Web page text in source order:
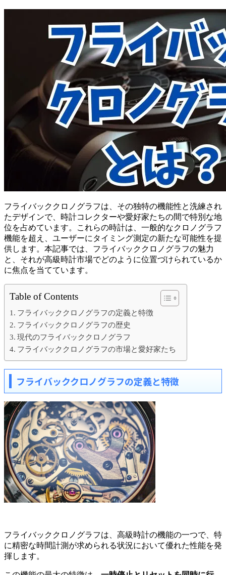
フライバッククロノグラフは、その独特の機能性と洗練され
たデザインで、時計コレクターや愛好家たちの間で特別な地
位を占めています。これらの時計は、一般的なクロノグラフ
機能を超え、ユーザーにタイミング測定の新たな可能性を提
供します。本記事では、フライバッククロノグラフの魅力
と、それが高級時計市場でどのように位置づけられているか
に焦点を当てています。
Table of Contents
フライバッククロノグラフの定義と特徴
フライバッククロノグラフの歴史
現代のフライバッククロノグラフ
フライバッククロノグラフの市場と愛好家たち
フライバッククロノグラフの定義と特徴
フライバッククロノグラフは、高級時計の機能の一つで、特
に精密な時間計測が求められる状況において優れた性能を発
揮します。